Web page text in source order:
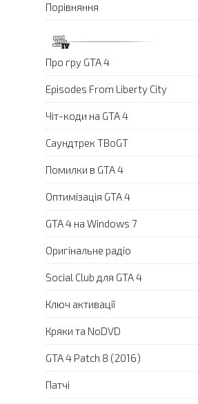
Порівняння
Про гру GTA 4
Episodes From Liberty City
Чіт-коди на GTA 4
Саундтрек TBoGT
Помилки в GTA 4
Оптимізація GTA 4
GTA 4 на Windows 7
Оригінальне радіо
Social Club для GTA 4
Ключ активації
Кряки та NoDVD
GTA 4 Patch 8 (2016)
Патчі